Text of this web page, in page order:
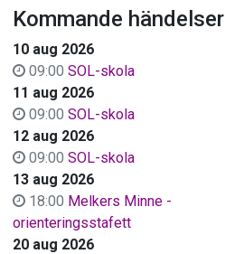
Kommande händelser
10 aug 2026
09:00 SOL-skola
11 aug 2026
09:00 SOL-skola
12 aug 2026
09:00 SOL-skola
13 aug 2026
18:00 Melkers Minne -
orienteringsstafett
20 aug 2026